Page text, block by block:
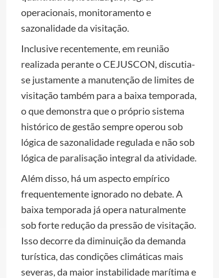
operacionais, monitoramento e
sazonalidade da visitação.
Inclusive recentemente, em reunião
realizada perante o CEJUSCON, discutia-
se justamente a manutenção de limites de
visitação também para a baixa temporada,
o que demonstra que o próprio sistema
histórico de gestão sempre operou sob
lógica de sazonalidade regulada e não sob
lógica de paralisação integral da atividade.
Além disso, há um aspecto empírico
frequentemente ignorado no debate. A
baixa temporada já opera naturalmente
sob forte redução da pressão de visitação.
Isso decorre da diminuição da demanda
turística, das condições climáticas mais
severas, da maior instabilidade marítima e